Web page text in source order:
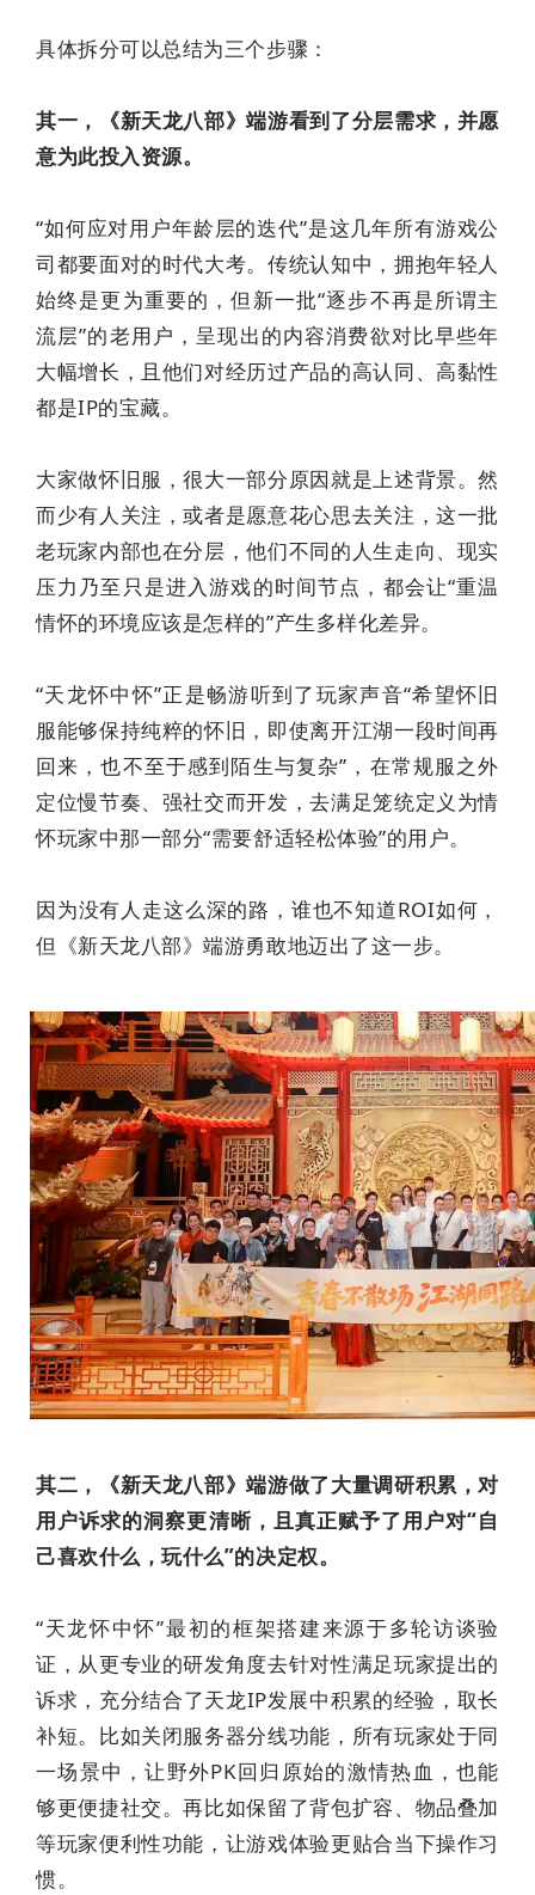
具体拆分可以总结为三个步骤：
其一，《新天龙八部》端游看到了分层需求，并愿
意为此投入资源。
“如何应对用户年龄层的迭代”是这几年所有游戏公
司都要面对的时代大考。传统认知中，拥抱年轻人
始终是更为重要的，但新一批“逐步不再是所谓主
流层”的老用户，呈现出的内容消费欲对比早些年
大幅增长，且他们对经历过产品的高认同、高黏性
都是IP的宝藏。
大家做怀旧服，很大一部分原因就是上述背景。然
而少有人关注，或者是愿意花心思去关注，这一批
老玩家内部也在分层，他们不同的人生走向、现实
压力乃至只是进入游戏的时间节点，都会让“重温
情怀的环境应该是怎样的”产生多样化差异。
“天龙怀中怀”正是畅游听到了玩家声音“希望怀旧
服能够保持纯粹的怀旧，即使离开江湖一段时间再
回来，也不至于感到陌生与复杂”，在常规服之外
定位慢节奏、强社交而开发，去满足笼统定义为情
怀玩家中那一部分“需要舒适轻松体验”的用户。
因为没有人走这么深的路，谁也不知道ROI如何，
但《新天龙八部》端游勇敢地迈出了这一步。
其二，《新天龙八部》端游做了大量调研积累，对
用户诉求的洞察更清晰，且真正赋予了用户对“自
己喜欢什么，玩什么”的决定权。
“天龙怀中怀”最初的框架搭建来源于多轮访谈验
证，从更专业的研发角度去针对性满足玩家提出的
诉求，充分结合了天龙IP发展中积累的经验，取长
补短。比如关闭服务器分线功能，所有玩家处于同
一场景中，让野外PK回归原始的激情热血，也能
够更便捷社交。再比如保留了背包扩容、物品叠加
等玩家便利性功能，让游戏体验更贴合当下操作习
惯。